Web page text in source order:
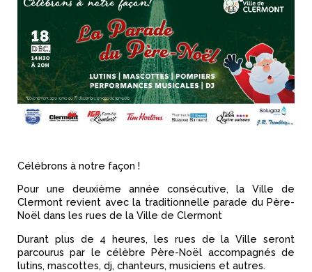
Célébrons à notre façon !
Pour une deuxième année consécutive, la Ville de
Clermont revient avec la traditionnelle parade du Père-
Noël dans les rues de la Ville de Clermont
Durant plus de 4 heures, les rues de la Ville seront
parcourus par le célèbre Père-Noël accompagnés de
lutins, mascottes, dj, chanteurs, musiciens et autres.